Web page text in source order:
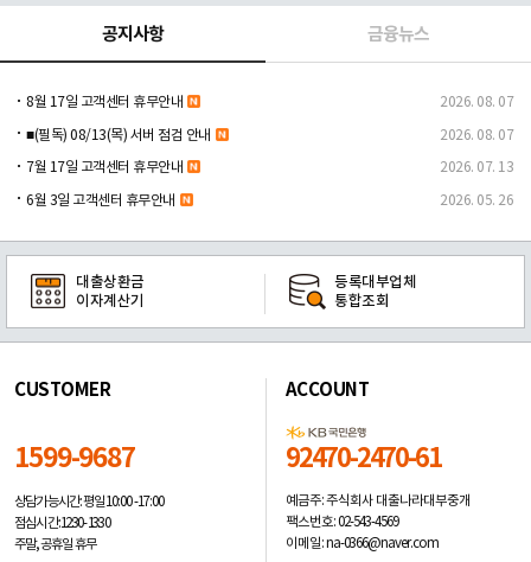
공지사항 금융뉴스
8월 17일 고객센터 휴무안내 2026. 08. 07
■(필독) 08/13(목) 서버 점검 안내 2026. 08. 07
7월 17일 고객센터 휴무안내 2026. 07. 13
6월 3일 고객센터 휴무안내 2026. 05. 26
대출상환금
이자계산기
등록대부업체
통합조회
CUSTOMER
1599-9687
상담가능시간: 평일10:00 -17:00
점심시간: 12:30 - 13:30
주말, 공휴일 휴무
ACCOUNT
92470-2470-61
예금주: 주식회사 대출나라대부중개
팩스번호: 02-543-4569
이메일: na-0366@naver.com